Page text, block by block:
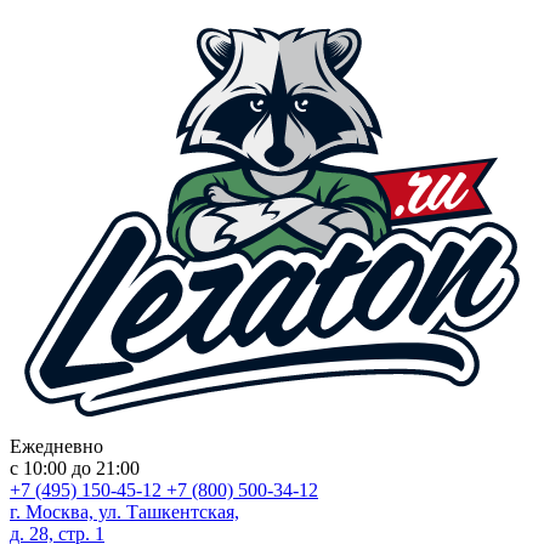
Ежедневно
с 10:00 до 21:00
+7 (495) 150-45-12 +7 (800) 500-34-12
г. Москва, ул. Ташкентская,
д. 28, стр. 1